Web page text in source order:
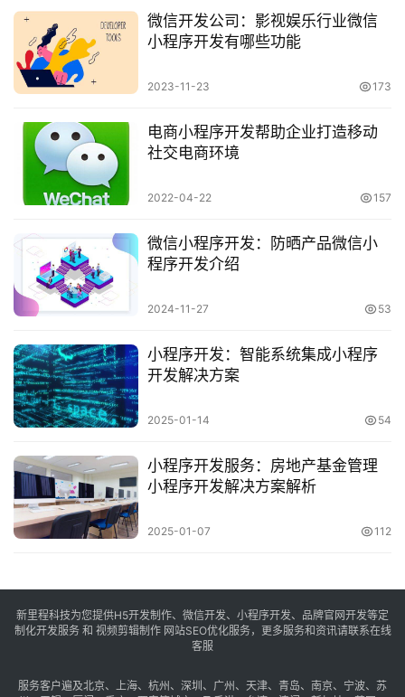
微信开发公司：影视娱乐行业微信
小程序开发有哪些功能
2023-11-23 173
电商小程序开发帮助企业打造移动
社交电商环境
2022-04-22 157
微信小程序开发：防晒产品微信小
程序开发介绍
2024-11-27 53
小程序开发：智能系统集成小程序
开发解决方案
2025-01-14 54
小程序开发服务：房地产基金管理
小程序开发解决方案解析
2025-01-07 112
新里程科技为您提供H5开发制作、微信开发、小程序开发、品牌官网开发等定
制化开发服务 和 视频剪辑制作 网站SEO优化服务，更多服务和资讯请联系在线
客服
服务客户遍及北京、 上海、 杭州 、 深圳 、 广州 、 天津、 青岛、 南京、 宁波、 苏